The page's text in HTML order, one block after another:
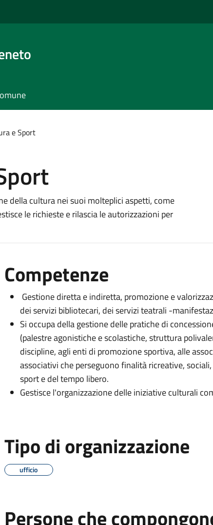
e Sport
della cultura nei suoi molteplici aspetti, come
le richieste e rilascia le autorizzazioni per
Competenze
Gestione diretta e indiretta, promozione e
dei servizi bibliotecari, dei servizi teatrali -
Si occupa della gestione delle pratiche di
(palestre agonistiche e scolastiche, struttura
discipline, agli enti di promozione sportiva, alle
associativi che perseguono finalità ricreative,
sport e del tempo libero.
Gestisce l'organizzazione delle iniziative culturali
Tipo di organizzazione
ufficio
Persone che